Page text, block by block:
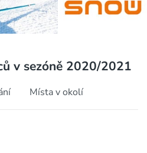
v sezóně 2020/2021
Místa v okolí